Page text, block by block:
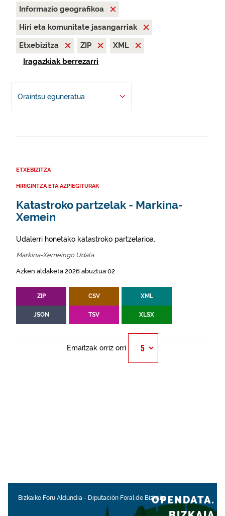
Informazio geografikoa
Hiri eta komunitate jasangarriak
Etxebizitza
ZIP
XML
Iragazkiak berrezarri
Oraintsu eguneratua
ETXEBIZITZA
HIRIGINTZA ETA AZPIEGITURAK
Katastroko partzelak - Markina-
Xemein
Udalerri honetako katastroko partzelarioa.
Markina-Xemeingo Udala
Azken aldaketa 2026 abuztua 02
ZIP CSV XML
JSON TSV XLSX
Emaitzak orriz orri
Bizkaiko Foru Aldundia - Diputación Foral de BizkaiaOPENDATA.